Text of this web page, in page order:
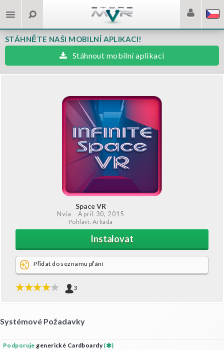
STÁHNĚTE NAŠI MOBILNÍ APLIKACI!
Stáhnout mobilní aplikaci
Space VR
Nvía - April 30, 2015
Pohlaví: Arkáda
Instalovat
Přidat do seznamu přání
3
Systémové Požadavky
Podporujegenerické Cardboardy(
)